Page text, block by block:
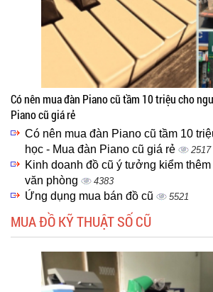
Có nên mua đàn Piano cũ tầm 10 triệu cho
Piano cũ giá rẻ
Có nên mua đàn Piano cũ tầm 10
học - Mua đàn Piano cũ giá rẻ
2517
Kinh doanh đồ cũ ý tưởng kiểm
văn phòng
4383
Ứng dụng mua bán đồ cũ 5521
MUA ĐỒ KỸ THUẬT SỐ CŨ